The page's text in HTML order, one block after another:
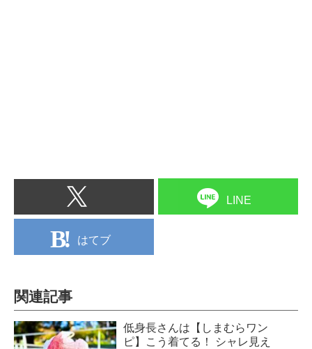
LINE
はてブ
関連記事
低身長さんは【しまむらワン
ピ】こう着てる！ シャレ見え